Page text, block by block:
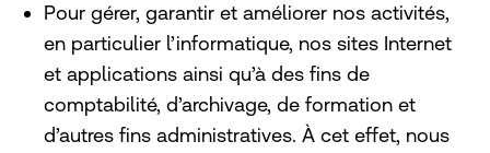
Pour gérer, garantir et améliorer nos activités,
en particulier l’informatique, nos sites Internet
et applications ainsi qu’à des fins de
comptabilité, d’archivage, de formation et
d’autres fins administratives. À cet effet, nous